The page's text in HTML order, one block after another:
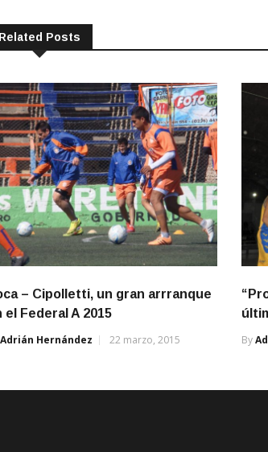
Related Posts
– Cipolletti, un gran arrranque
el Federal A 2015
Adrián Hernández 22 marzo, 2015
By